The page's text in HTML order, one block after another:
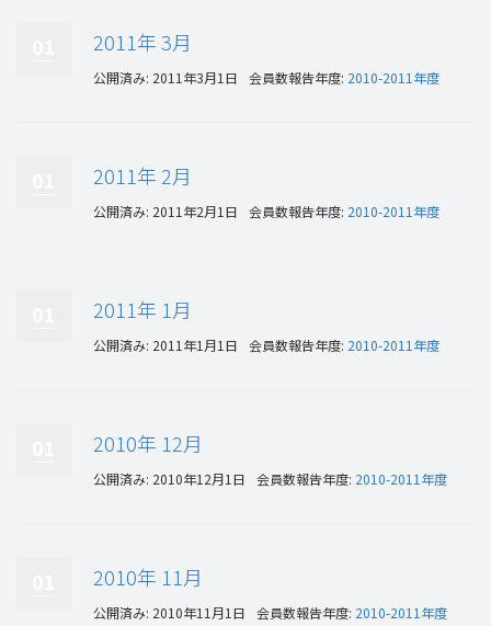
2011年 3月
公開済み: 2011年3月1日 会員数報告年度: 2010-2011年度
2011年 2月
公開済み: 2011年2月1日 会員数報告年度: 2010-2011年度
2011年 1月
公開済み: 2011年1月1日 会員数報告年度: 2010-2011年度
2010年 12月
公開済み: 2010年12月1日 会員数報告年度: 2010-2011年度
2010年 11月
公開済み: 2010年11月1日 会員数報告年度: 2010-2011年度